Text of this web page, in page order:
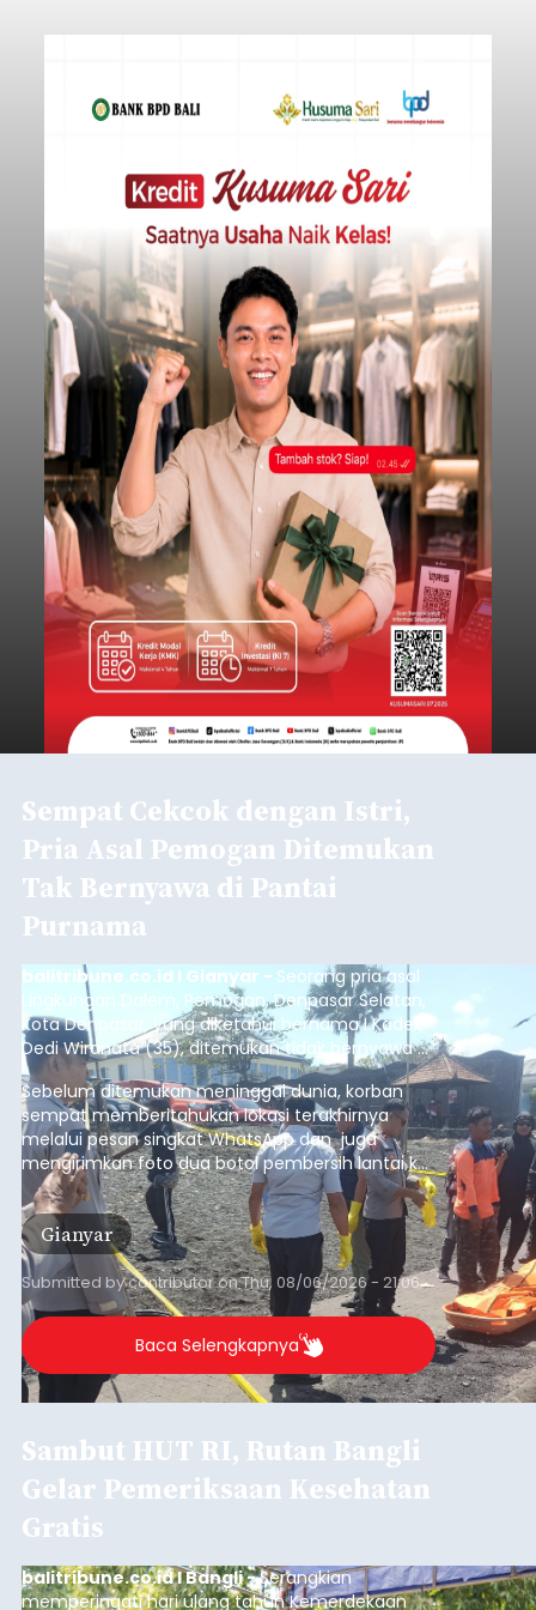
Sempat Cekcok dengan Istri,
Pria Asal Pemogan Ditemukan
Tak Bernyawa di Pantai
Purnama
balitribune.co.id I Gianyar - Seorang pria asal
Lingkungan Dalem, Pemogan, Denpasar Selatan,
Kota Denpasar, yang diketahui bernama I Kadek
Dedi Wiranata (35), ditemukan tidak bernyawa di
pesisir Pantai Purnama, Sukawati.
Sebelum ditemukan meninggal dunia, korban
sempat memberitahukan lokasi terakhirnya
melalui pesan singkat WhatsApp dan juga
mengirimkan foto dua botol pembersih lantai ke
istrinya.
Gianyar
Submitted bycontributoronThu, 08/06/2026 - 21:06
Baca Selengkapnya
Sambut HUT RI, Rutan Bangli
Gelar Pemeriksaan Kesehatan
Gratis
balitribune.co.id I Bangli -Serangkian
memperingati hari ulang tahun Kemerdekaan